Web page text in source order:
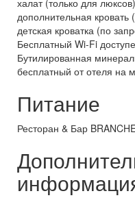
халат (только для люксов)
дополнительная кровать
детская кроватка (по
Бесплатный Wi-Fi
Бутилированная
бесплатный от отеля на
Питание
Ресторан & Бар